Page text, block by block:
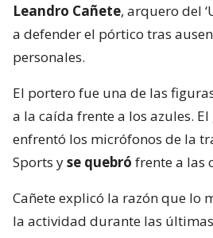
Leandro Cañete, arquero del
a defender el pórtico tras
personales.
El portero fue una de las
a la caída frente a los azules.
enfrentó los micrófonos de la
Sports yse quebró frente a las
Cañete explicó la razón que lo
la actividad durante las